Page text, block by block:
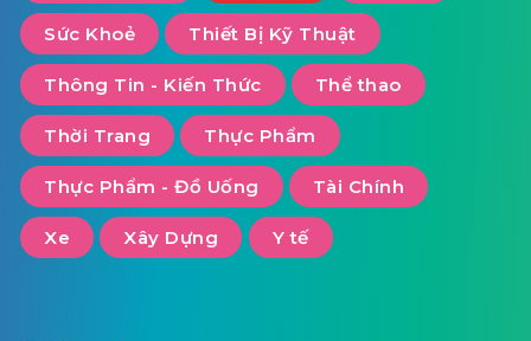
Sức Khoẻ Thiết Bị Kỹ Thuật
Thông Tin - Kiến Thức Thể thao
Thời Trang Thực Phẩm
Thực Phẩm - Đồ Uống Tài Chính
Xe Xây Dựng Y tế